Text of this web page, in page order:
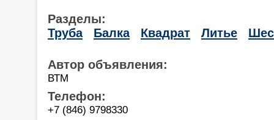
Разделы:
Труба
Балка Квадрат Литье
Автор объявления:
ВТМ
Телефон:
+7 (846) 9798330